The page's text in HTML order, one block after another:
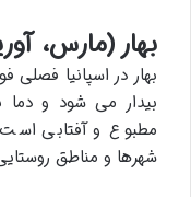
بهار (مارس،
بهار در اسپانیا فصلی
بیدار می شود و دما
مطبوع و آفتابی
شهرها و مناطق